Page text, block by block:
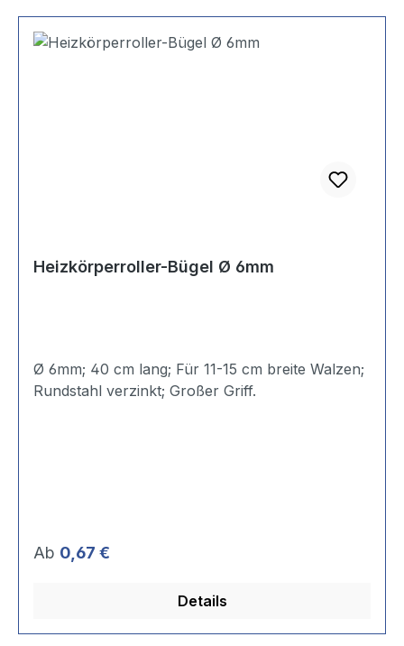
Heizkörperroller-Bügel Ø 6mm
Ø 6mm; 40 cm lang; Für 11-15 cm breite Walzen;
Regulärer Preis:
Ab 0,67 €
Details